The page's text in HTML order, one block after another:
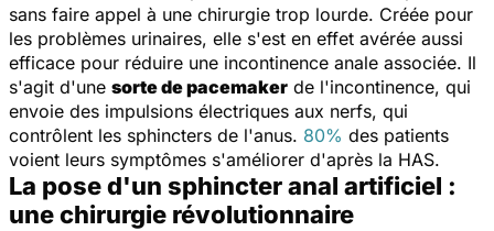
sans faire appel à une chirurgie trop lourde. Créée pour
les problèmes urinaires, elle s'est en effet avérée aussi
efficace pour réduire une incontinence anale associée. Il
s'agit d'une sorte de pacemaker de l'incontinence, qui
envoie des impulsions électriques aux nerfs, qui
contrôlent les sphincters de l'anus. 80% des patients
voient leurs symptômes s'améliorer d'après la HAS.
La pose d'un sphincter anal artificiel :
une chirurgie révolutionnaire